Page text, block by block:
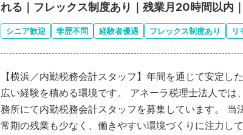
れる｜フレックス制度あり｜残業月20時間以内
シニア歓迎 学歴不問 経験者優遇 フレックス制度あり リ
【横浜／内勤税務会計スタッフ】年間を通じて安定
広い経験を積める環境です。 アネーラ税理士法人では、外回り担当者のサポート体制強化に伴い、横浜事
務所にて内勤税務会計スタッフを募集しています。 当法人は、フレックスタイム制度を導入しており、通
常期の残業も少なく、働きやすい環境づくりに注力し